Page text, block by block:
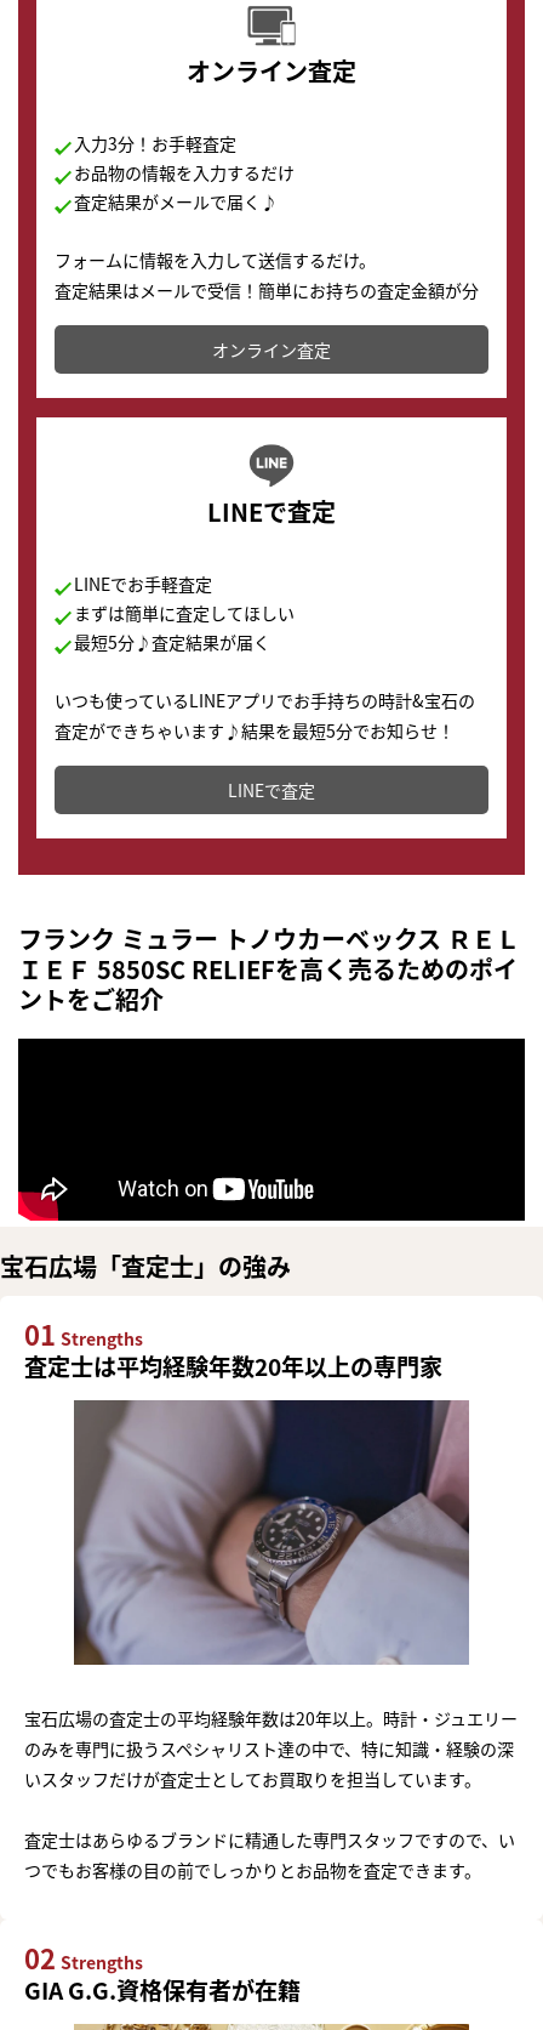
オンライン査定
入力3分！お手軽査定
お品物の情報を入力するだけ
査定結果がメールで届く♪
フォームに情報を入力して送信するだけ。
査定結果はメールで受信！簡単にお持ちの査定金額が分
かります。
オンライン査定
LINEで査定
LINEでお手軽査定
まずは簡単に査定してほしい
最短5分♪査定結果が届く
いつも使っているLINEアプリでお手持ちの時計&宝石の
査定ができちゃいます♪結果を最短5分でお知らせ！
どこからでもすぐに査定金額を知ることが出来ます。
LINEで査定
フランク ミュラー トノウカーベックス ＲＥＬ
ＩＥＦ 5850SC RELIEFを高く売るためのポイ
ントをご紹介
宝石広場「査定士」の強み
01 Strengths
査定士は平均経験年数20年以上の専門家
宝石広場の査定士の平均経験年数は20年以上。時計・ジュエリー
のみを専門に扱うスペシャリスト達の中で、特に知識・経験の深
いスタッフだけが査定士としてお買取りを担当しています。
査定士はあらゆるブランドに精通した専門スタッフですので、い
つでもお客様の目の前でしっかりとお品物を査定できます。
02 Strengths
GIA G.G.資格保有者が在籍